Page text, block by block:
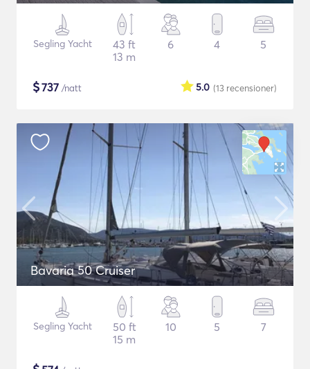
Segling Yacht
43 ft
13 m
6 4 5
$737 /natt (13 recensioner)
5.0
Bavaria 50 Cruiser
Segling Yacht
50 ft
15 m
10 5 7